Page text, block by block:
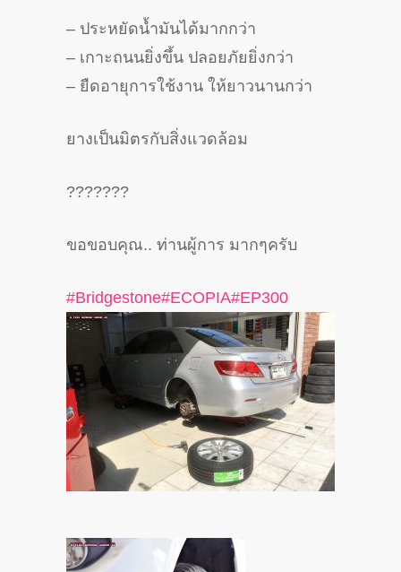
– ประหยัดน้ำมันได้มากกว่า
– เกาะถนนยิ่งขึ้น ปลอยภัยยิ่งกว่า
– ยืดอายุการใช้งาน ให้ยาวนานกว่า
ยางเป็นมิตรกับสิ่งแวดล้อม
???????
ขอขอบคุณ.. ท่านผู้การ มากๆครับ
#Bridgestone#ECOPIA#EP300